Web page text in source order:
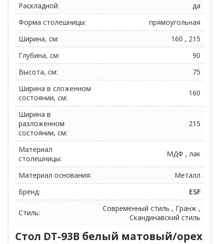
Раскладной:
да
Форма столешницы:
прямоугольная
Ширина, см:
160 , 215
Глубина, см:
90
Высота, см:
75
Ширина в сложенном
состоянии, см:
160
Ширина в
разложенном
состоянии, см:
215
Материал
столешницы:
МДФ , лак
Материал основания:
Металл
Бренд:
ESF
Стиль:
Современный стиль , Гранж ,
Скандинавский стиль
Стол DT-93B белый матовый/орех